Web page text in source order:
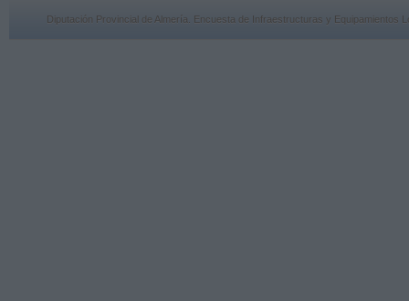
Diputación Provincial de Almería. Encuesta de Infraestructuras y Equipamientos